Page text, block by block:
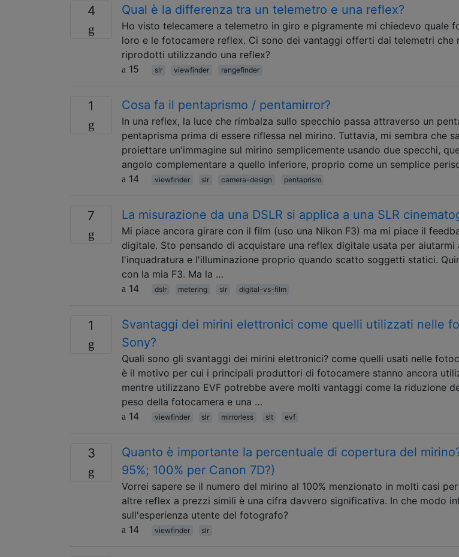
4 Qual è la differenza tra un telemetro e una reflex?
Ho visto telecamere a telemetro in giro e pigramente mi chiedevo quale
loro e le fotocamere reflex. Ci sono dei vantaggi offerti dai telemetri che
riprodotti utilizzando una reflex?
15
slr viewfinder rangefinder
1 Cosa fa il pentaprismo / pentamirror?
In una reflex, la luce che rimbalza sullo specchio passa attraverso un
pentaprisma prima di essere riflessa nel mirino. Tuttavia, mi sembra che
proiettare un'immagine sul mirino semplicemente usando due specchi,
angolo complementare a quello inferiore, proprio come un semplice
14
viewfinder slr camera-design pentaprism
7 La misurazione da una DSLR si applica a una SLR
Mi piace ancora girare con il film (uso una Nikon F3) ma mi piace il
digitale. Sto pensando di acquistare una reflex digitale usata per aiutarmi
l'inquadratura e l'illuminazione proprio quando scatto soggetti statici.
con la mia F3. Ma la …
14
dslr metering slr digital-vs-film
1
Svantaggi dei mirini elettronici come quelli utilizzati nelle
Sony?
Quali sono gli svantaggi dei mirini elettronici? come quelli usati nelle
è il motivo per cui i principali produttori di fotocamere stanno ancora
mentre utilizzano EVF potrebbe avere molti vantaggi come la riduzione
peso della fotocamera e una …
14
viewfinder slr mirrorless slt evf
3
Quanto è importante la percentuale di copertura del
95%; 100% per Canon 7D?)
Vorrei sapere se il numero del mirino al 100% menzionato in molti casi
altre reflex a prezzi simili è una cifra davvero significativa. In che modo
sull'esperienza utente del fotografo?
14
viewfinder slr